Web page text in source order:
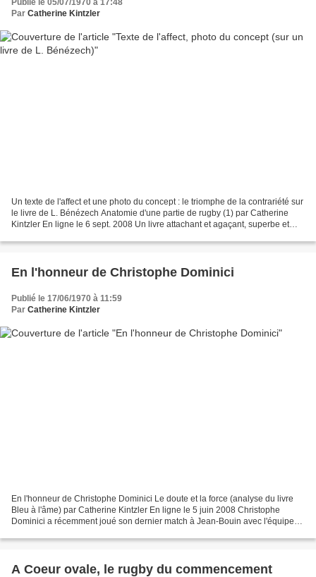
Par Catherine Kintzler
Un texte de l'affect et une photo du concept : le triomphe de la contrariété sur
le livre de L. Bénézech Anatomie d'une partie de rugby (1) par Catherine
Kintzler En ligne le 6 sept. 2008 Un livre attachant et agaçant, superbe et
En l'honneur de Christophe Dominici
Publié le 17/06/1970 à 11:59
Par Catherine Kintzler
En l'honneur de Christophe Dominici Le doute et la force (analyse du livre
Bleu à l'âme) par Catherine Kintzler En ligne le 5 juin 2008 Christophe
Dominici a récemment joué son dernier match à Jean-Bouin avec l'équipe
A Coeur ovale, le rugby du commencement